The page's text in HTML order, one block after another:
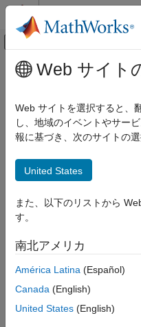
コンテンツへスキップ
オフキャンバ
ドキュメンテーションのホーム
モデル化
モデル アーキテクチャの設計
構文
例
参考
メインコンテンツ
システムから空のサブシ
構文
説明
は、指定されたシステム
サブシステムにコピーし
どの非グラフィカルな情
この関数を使用して、
ルをオリジナルのサブシ
Web サイト
Web サイトを選択すると、
し、地域のイベントやサー
報に基づき、次のサイトの
United States
また、以下のリストから
す。
南北アメリカ
América Latina (Español)
Canada (English)
United States (English)